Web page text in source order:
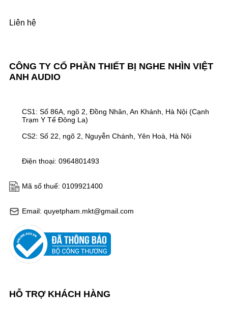
CÔNG TY CỔ PHẦN THIẾT BỊ NGHE NHÌN VIỆT
ANH AUDIO
Email: quyetpham.mkt@gmail.com
Mã số thuế: 0109921400
Điện thoại: 0964801493
CS1: Số 86A, ngõ 2, Đồng Nhân, An Khánh, Hà Nội (Cạnh
Trạm Y Tế Đông La)
CS2: Số 22, ngõ 2, Nguyễn Chánh, Yên Hoà, Hà Nội
Liên hệ
HỖ TRỢ KHÁCH HÀNG